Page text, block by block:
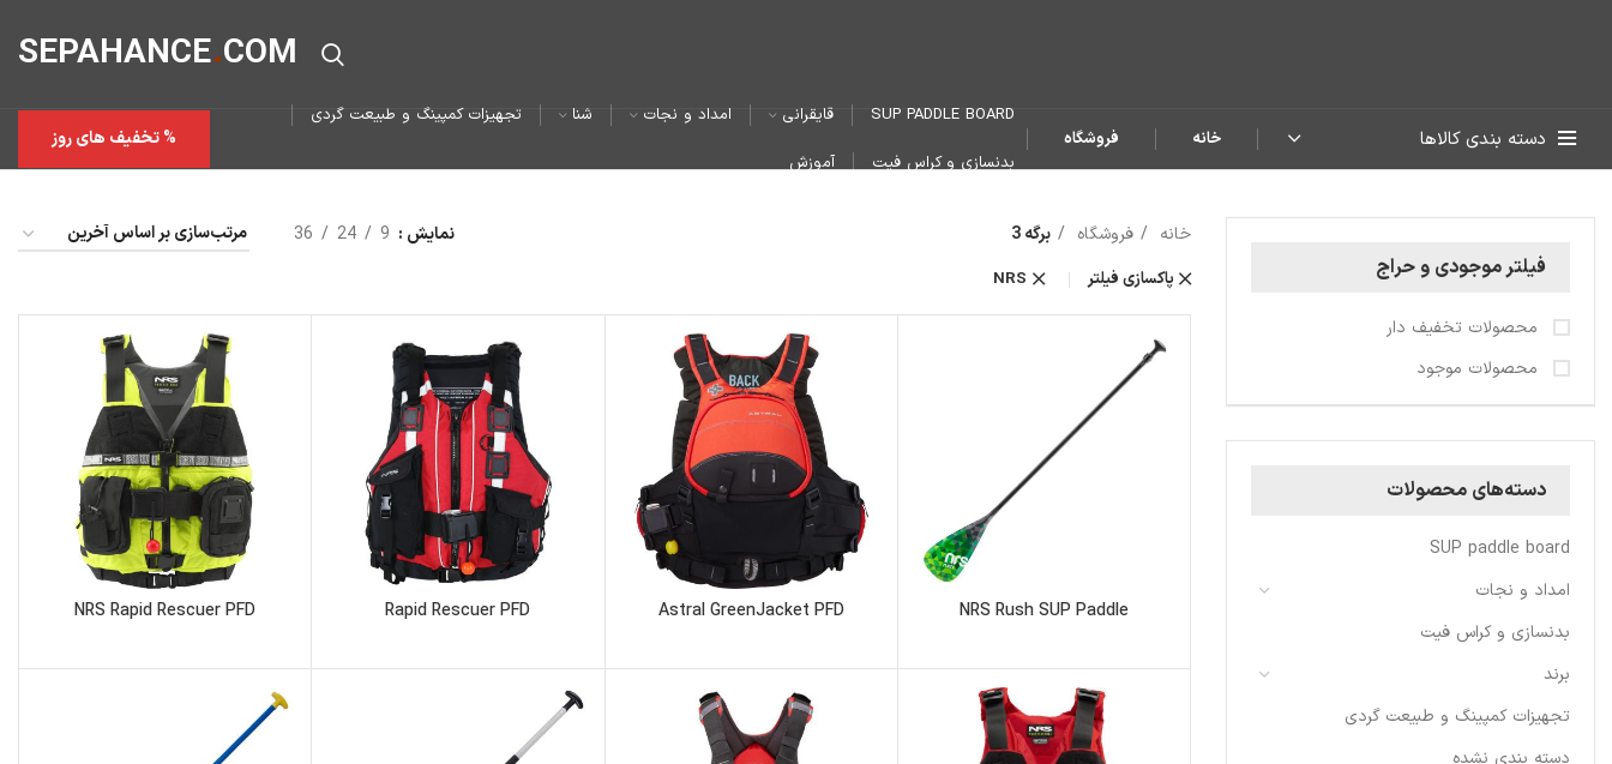
SEPAHANCE.COM
دسته بندی کالاها خانه فروشگاه
SUP PADDLE BOARD قایقرانی امداد و نجات شنا
تجهیزات کمپینگ و طبیعت گردی
بدنسازی و کراس فیت
آموزش
% تخفیف های روز
فیلتر موجودی و حراج
محصولات تخفیف دار
محصولات موجود
دسته‌های محصولات
SUP paddle board
امداد و نجات
بدنسازی و کراس فیت
برند
تجهیزات کمپینگ و طبیعت گردی
دسته بندی نشده
خانه فروشگاه برگه 3 نمایش 9
24
36
پاکسازی فیلتر NRS
NRS Rush SUP Paddle
Astral GreenJacket PFD
Rapid Rescuer PFD
NRS Rapid Rescuer PFD